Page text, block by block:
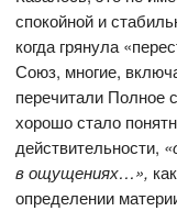
спокойной и
когда грянула
Союз, многие,
перечитали Полное
хорошо стало
действительности,
в ощущениях…»,
определении